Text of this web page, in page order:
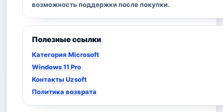
возможность поддержки после покупки.
Полезные ссылки
Категория Microsoft
Windows 11 Pro
Контакты Uzsoft
Политика возврата